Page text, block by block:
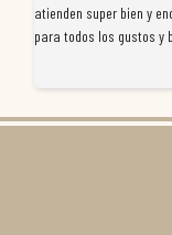
atienden super bien y
para todos los gustos y